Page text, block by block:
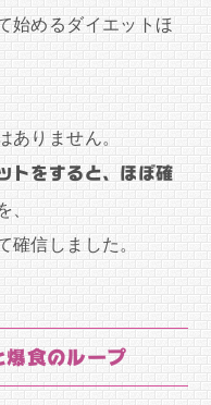
始めるダイエットほ
ありません。
トをすると、ほぼ確
、
確信しました。
爆食のループ